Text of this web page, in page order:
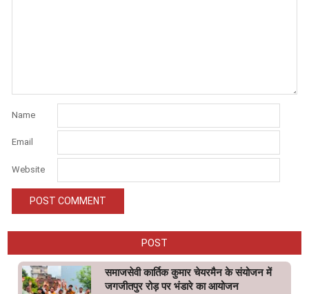
Name
Email
Website
POST
समाजसेवी कार्तिक कुमार चेयरमैन के संयोजन में
जगजीतपुर रोड़ पर भंडारे का आयोजन